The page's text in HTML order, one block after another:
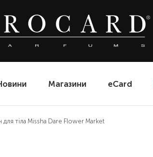
Магазини eCard
тіла Missha Dare Flower Market